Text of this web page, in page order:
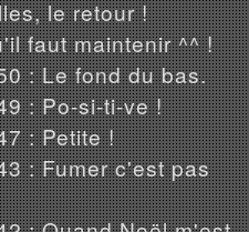
le retour !
faut maintenir ^^ !
: Le fond du bas.
: Po-si-ti-ve !
: Petite !
: Fumer c'est pas